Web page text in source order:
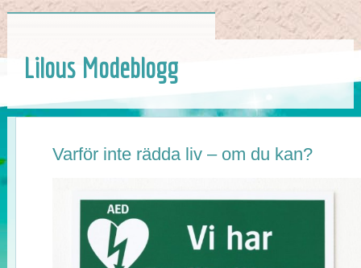
Lilous Modeblogg
Varför inte rädda liv – om du kan?